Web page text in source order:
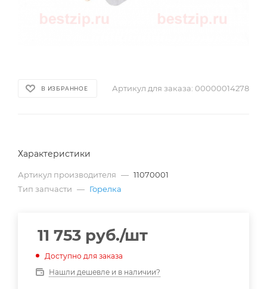
В ИЗБРАННОЕ Артикул для заказа: 00000014278
Характеристики
Артикул производителя — 11070001
Тип запчасти — Горелка
11 753 руб./шт
Доступно для заказа
Нашли дешевле и в наличии?